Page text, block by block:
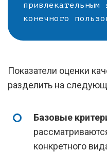
конечного
Показатели оценки
разделить на
Базовые
конкретного